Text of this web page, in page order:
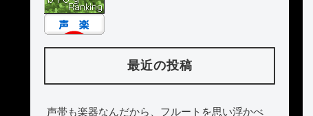
最近の投稿
声帯も楽器なんだから、フルートを思い浮かべ